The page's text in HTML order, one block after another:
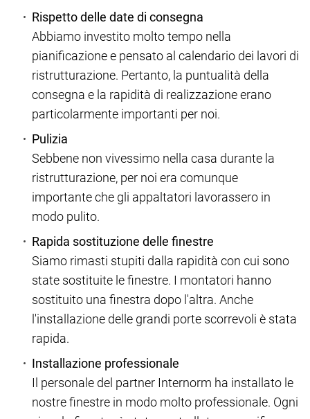
Rispetto delle date di consegna
Abbiamo investito molto tempo nella
pianificazione e pensato al calendario dei lavori di
ristrutturazione. Pertanto, la puntualità della
consegna e la rapidità di realizzazione erano
particolarmente importanti per noi.
Pulizia
Sebbene non vivessimo nella casa durante la
ristrutturazione, per noi era comunque
importante che gli appaltatori lavorassero in
modo pulito.
Rapida sostituzione delle finestre
Siamo rimasti stupiti dalla rapidità con cui sono
state sostituite le finestre. I montatori hanno
sostituito una finestra dopo l'altra. Anche
l'installazione delle grandi porte scorrevoli è stata
rapida.
Installazione professionale
Il personale del partner Internorm ha installato le
nostre finestre in modo molto professionale. Ogni